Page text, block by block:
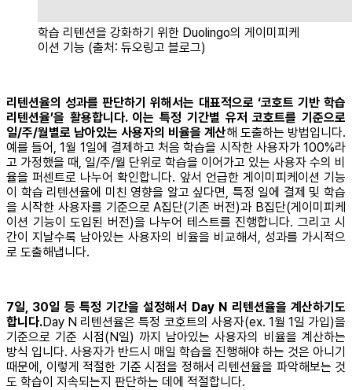
학습 리텐션을 강화하기 위한 Duolingo의 게이미피케
이션 기능 (출처: 듀오링고 블로그)
리텐션율의 성과를 판단하기 위해서는 대표적으로 ‘코호트 기반 학습
리텐션율’을 활용합니다. 이는 특정 기간별 유저 코호트를 기준으로
일/주/월별로 남아있는 사용자의 비율을 계산해 도출하는 방법입니다.
예를 들어, 1월 1일에 결제하고 처음 학습을 시작한 사용자가 100%라
고 가정했을 때, 일/주/월 단위로 학습을 이어가고 있는 사용자 수의 비
율을 퍼센트로 나누어 확인합니다. 앞서 언급한 게이미피케이션 기능
이 학습 리텐션율에 미친 영향을 알고 싶다면, 특정 일에 결제 및 학습
을 시작한 사용자를 기준으로 A집단(기존 버전)과 B집단(게이미피케
이션 기능이 도입된 버전)을 나누어 테스트를 진행합니다. 그리고 시
간이 지날수록 남아있는 사용자의 비율을 비교해서, 성과를 가시적으
로 도출해냅니다.
7일, 30일 등 특정 기간을 설정해서 Day N 리텐션율을 계산하기도
합니다.Day N 리텐션율은 특정 코호트의 사용자(ex. 1월 1일 가입)을
기준으로 기준 시점(N일) 까지 남아있는 사용자의 비율을 계산하는
방식 입니다. 사용자가 반드시 매일 학습을 진행해야 하는 것은 아니기
때문에, 이렇게 적절한 기준 시점을 정해서 리텐션율을 파악해보는 것
도 학습이 지속되는지 판단하는 데에 적절합니다.